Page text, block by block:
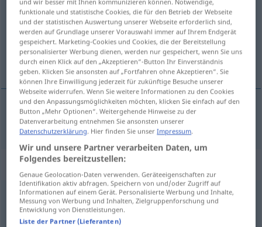
Übersicht aller Übersetzungen
(Für mehr Details die Übersetzung anklicken/antippen)
Labe
Laben Elbe
Synonyme für "Elbe"
Elfe,Fee
funktionale und statistische Cookies, die für den Betrieb der Webseite
und der statistischen Auswertung unserer Webseite erforderlich sind,
werden auf Grundlage unserer Vorauswahl immer auf Ihrem Endgerät
gespeichert. Marketing-Cookies und Cookies, die der Bereitstellung
personalisierter Werbung dienen, werden nur gespeichert, wenn Sie uns
durch einen Klick auf den „Akzeptieren“-Button Ihr Einverständnis
geben. Klicken Sie ansonsten auf „Fortfahren ohne Akzeptieren“. Sie
können Ihre Einwilligung jederzeit für zukünftige Besuche unserer
Webseite widerrufen. Wenn Sie weitere Informationen zu den Cookies
und den Anpassungsmöglichkeiten möchten, klicken Sie einfach auf den
Button „Mehr Optionen“. Weitergehende Hinweise zu der
Datenverarbeitung entnehmen Sie ansonsten unserer
Datenschutzerklärung . Hier finden Sie unserImpressum
Wir und unsere Partner verarbeiten Daten, um
Folgendes bereitzustellen:
Genaue Geolocation-Daten verwenden. Geräteeigenschaften zur
Identifikation aktiv abfragen. Speichern von und/oder Zugriff auf
Informationen auf einem Gerät. Personalisierte Werbung und Inhalte,
Messung von Werbung und Inhalten, Zielgruppenforschung und
Entwicklung von Dienstleistungen.
Liste der Partner (Lieferanten)